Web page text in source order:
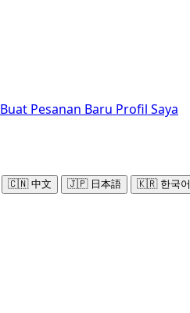
Buat Pesanan Baru Profil Saya
🇨🇳 中文 🇯🇵 日本語 🇰🇷 한국어